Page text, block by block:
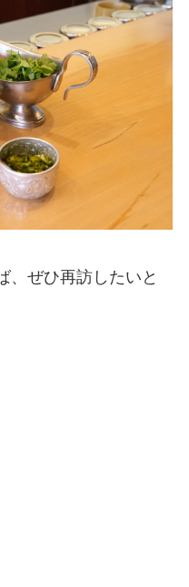
、ぜひ再訪したいと